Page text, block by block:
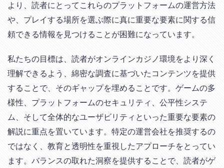
より、読者にとってこれらのプラットフォームの運営方法
や、プレイする場所を選ぶ際に真に重要な要素に関する信
頼できる情報を見つけることが困難になっています。
私たちの目標は、読者がオンラインカジノ環境をより深く
理解できるよう、綿密な調査に基づいたコンテンツを提供
することで、そのギャップを埋めることです。ゲームの多
様性、プラットフォームのセキュリティ、公平性システ
ム、そして全体的なユーザビリティといった重要な要素の
解説に重点を置いています。特定の運営会社を推奨するの
ではなく、教育と透明性を重視したアプローチをとってい
ます。バランスの取れた洞察を提供することで、読者がゲ